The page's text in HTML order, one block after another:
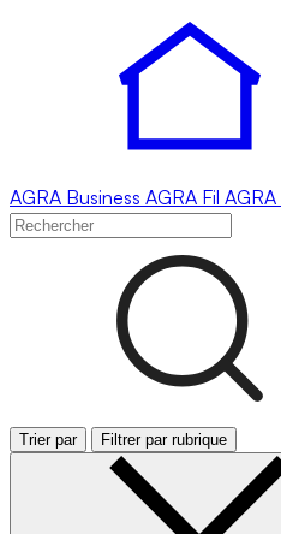
AGRA Business AGRA Fil AGRA
Trier par Filtrer par rubrique